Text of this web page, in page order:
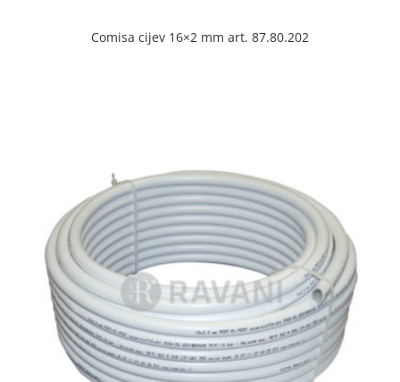
Comisa cijev 16×2 mm art. 87.80.202